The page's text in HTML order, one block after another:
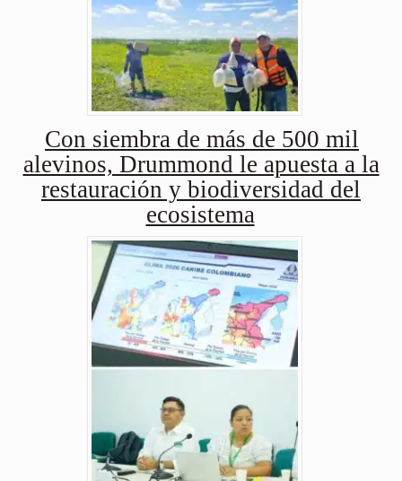
Con siembra de más de 500 mil
alevinos, Drummond le apuesta a la
restauración y biodiversidad del
ecosistema